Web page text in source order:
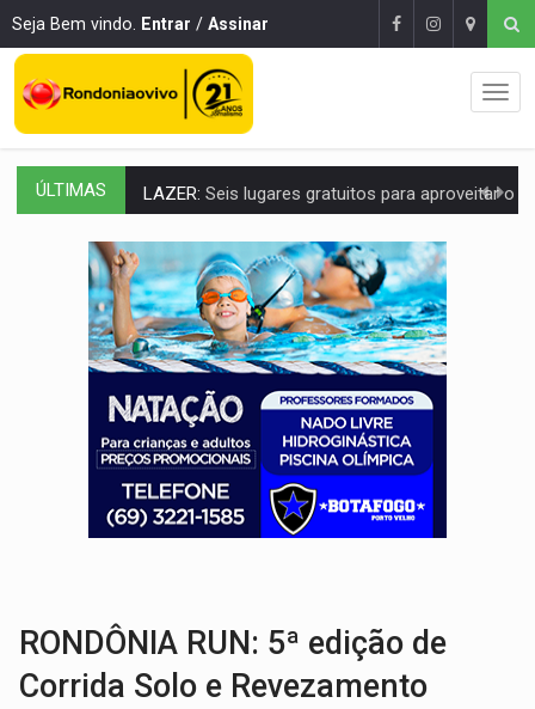
Seja Bem vindo. Entrar / Assinar
ÚLTIMAS LAZER: Seis lugares gratuitos para aproveitar o fim de semana
VÍDEO:FTICCO e Força Tática prendem membro do CV com arma e drogas
INCLUSÃO:Prefeitura fortalece parceria com a APAE para ampliar ações
DEFESA:Exército testa inovações no combate a drones durante
TEMAS SOCIOAMBIENTAIS:Em Itapuã do Oeste, CINEMAZÔNIA leva cinema
PREVISÃO:Interior de Rondônia terá sábado (8) de calor intenso
INFRAESTRUTURA:Após quase 30 anos de espera, asfalto chega ao
A ILHA:Coreografia de Rondônia estreia na programação do Festival de
RONDÔNIA RUN: 5ª edição de
Corrida Solo e Revezamento